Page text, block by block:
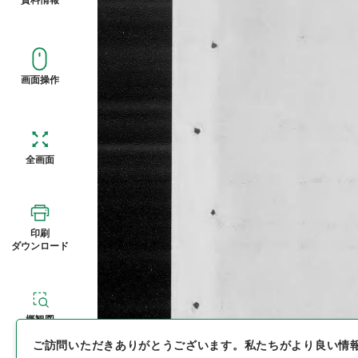
画面操作
全画面
印刷
ダウンロード
概観図
ご訪問いただきありがとうございます。 私たちがより良い情